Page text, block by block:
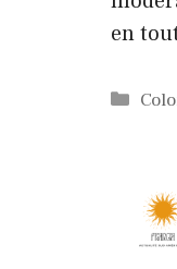
en